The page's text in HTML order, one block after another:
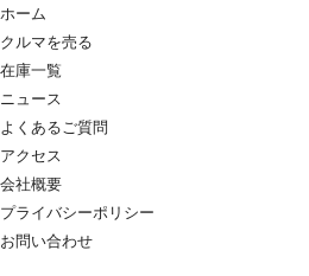
ホーム
クルマを売る
在庫一覧
ニュース
よくあるご質問
アクセス
会社概要
プライバシーポリシー
お問い合わせ